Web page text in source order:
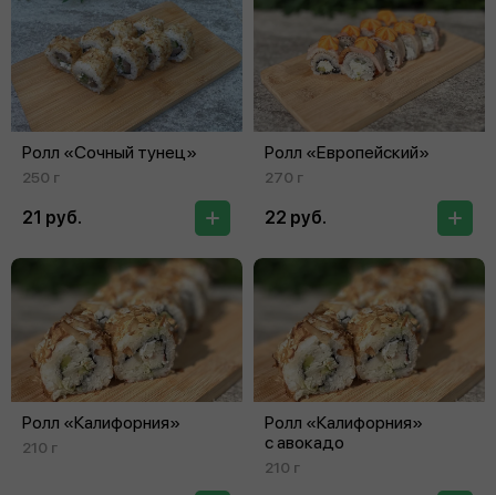
Ролл «Сочный тунец»
250 г
21 руб.
Ролл «Европейский»
270 г
22 руб.
Ролл «Калифорния»
210 г
Ролл «Калифорния»
с авокадо
210 г